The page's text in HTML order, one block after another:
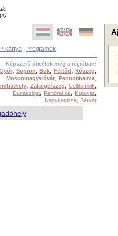
kártya Programok
Népszerű úticélok még a régióban:
Győr, Sopron, Bük, Fertőd, Kőszeg,
Mosonmagyaróvár, Pannonhalma,
, Zalaegerszeg, Celldömölk,
Dunasziget, Fertőrákos, Kapuvár,
Nagykanizsa, Sárvár